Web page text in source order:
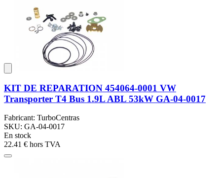
KIT DE REPARATION 454064-0001 VW
Transporter T4 Bus 1.9L ABL 53kW GA-04-0017
Fabricant: TurboCentras
SKU: GA-04-0017
En stock
22.41 € hors TVA